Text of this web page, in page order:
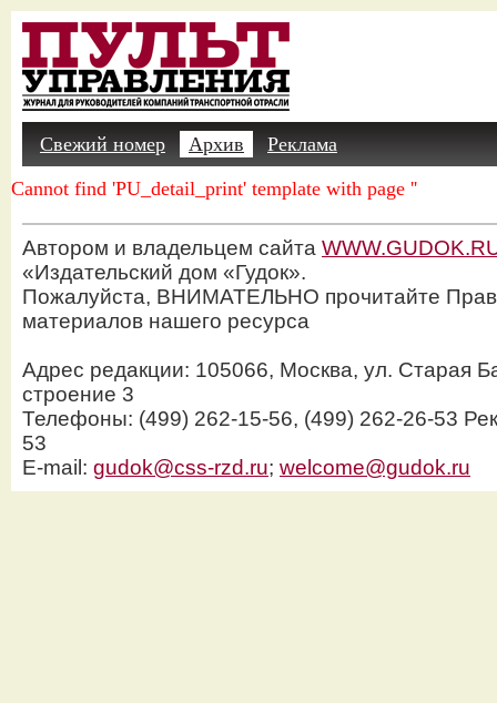
Свежий номер Архив
Реклама
Cannot find 'PU_detail_print' template with page ''
Автором и владельцем сайта
«Издательский дом «Гудок».
Пожалуйста, ВНИМАТЕЛЬНО прочитайте
материалов нашего ресурса
Адрес редакции: 105066, Москва, ул. Старая
строение 3
Телефоны: (499) 262-15-56, (499) 262-26-53
53
E-mail: gudok@css-rzd.ru; welcome@gudok.ru